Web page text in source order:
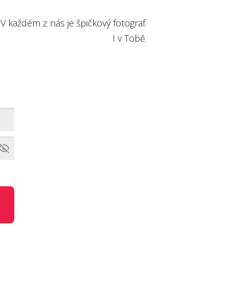
V každém z nás je špičkový fotograf.
I v Tobě.